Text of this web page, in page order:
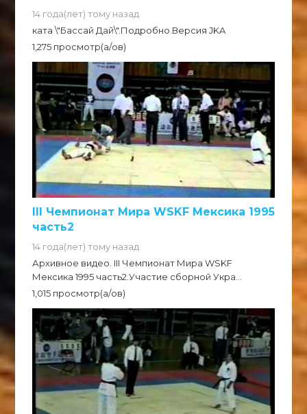
14 года(лет) тому назад
ката \"Бассай Дай\".Подробно.Версия JKA
1,275 просмотр(а/ов)
III Чемпионат Мира WSKF Мексика 1995
часть2
14 года(лет) тому назад
Архивное видео. III Чемпионат Мира WSKF
Мексика 1995 часть2.Участие сборной Укра...
1,015 просмотр(а/ов)